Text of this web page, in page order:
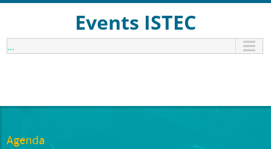
Events ISTEC
...
Agenda